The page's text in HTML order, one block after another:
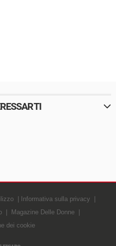
Informativa sulla privacy
Magazine Delle Donne
dei cookie